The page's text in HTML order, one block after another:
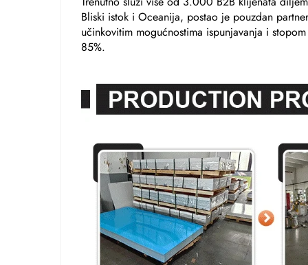
Bliski istok i Oceanija, postao je pouzdan
učinkovitim mogućnostima ispunjavanja i
85%.